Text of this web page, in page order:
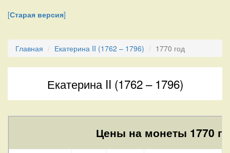
[Старая версия]
Главная Екатерина II (1762 – 1796) 1770 год
Екатерина II (1762 – 1796)
Цены на монеты 1770